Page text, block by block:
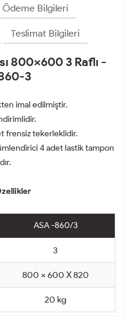
Ödeme Bilgileri
Teslimat Bilgileri
800x600 3 Raflı -
3
imal edilmiştir.
frensiz tekerleklidir.
4 adet lastik tampon
ASA -860/3
3
800 x 600 X 820
20 kg